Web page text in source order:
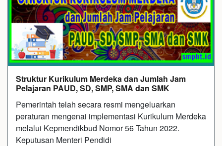
Struktur Kurikulum Merdeka dan Jumlah Jam
Pelajaran PAUD, SD, SMP, SMA dan SMK
Pemerintah telah secara resmi mengeluarkan
peraturan mengenai implementasi Kurikulum Merdeka
melalui Kepmendikbud Nomor 56 Tahun 2022.
Keputusan Menteri Pendidi